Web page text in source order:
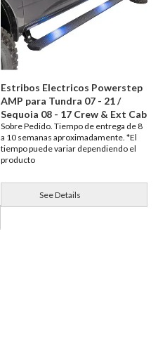
Estribos Electricos Powerstep
AMP para Tundra 07 - 21 /
Sequoia 08 - 17 Crew & Ext Cab
Sobre Pedido. Tiempo de entrega de 8
a 10 semanas aproximadamente. *El
tiempo puede variar dependiendo el
producto
See Details